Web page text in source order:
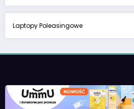
Laptopy Poleasingowe